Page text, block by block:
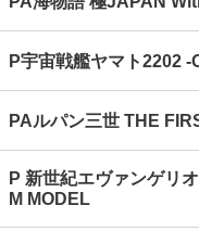
P宇宙戦艦ヤマト2202
PAルパン三世 THE
P 新世紀エヴァンゲリ
M MODEL